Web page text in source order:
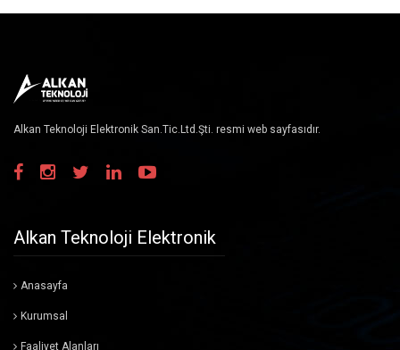
Alkan Teknoloji Elektronik San.Tic.Ltd.Şti. resmi web sayfasıdır.
Alkan Teknoloji Elektronik
Anasayfa
Kurumsal
Faaliyet Alanları